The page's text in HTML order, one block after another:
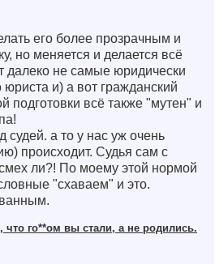
его более прозрачным и
но меняется и делается всё
далеко не самые юридически
и) а вот гражданский
подготовки всё также "мутен" и
а то у нас уж очень
происходит. Судья сам с
ли?! По моему этой нормой
"схаваем" и это.
что го**ом вы стали, а не родились.